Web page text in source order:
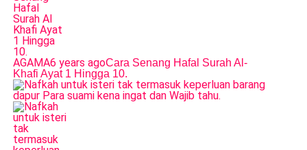
AGAMA6 years agoCara Senang Hafal Surah Al-
Khafi Ayat 1 Hingga 10.